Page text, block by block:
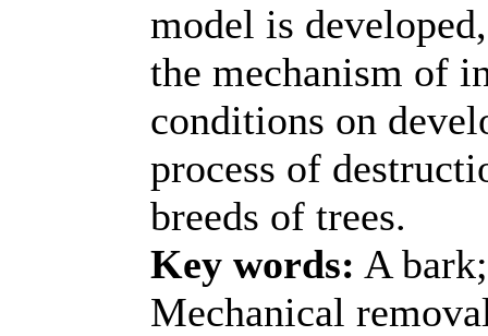
model is
the mechanism of
conditions on
process of
breeds of trees.
Key words: A
Mechanical